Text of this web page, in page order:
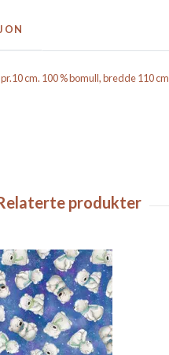
cm. 100 % bomull, bredde 110 cm